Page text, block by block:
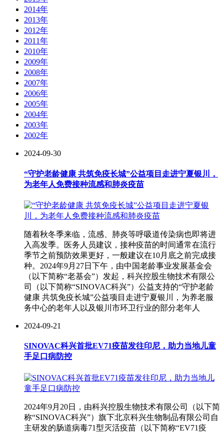
2014年
2013年
2012年
2011年
2010年
2009年
2008年
2007年
2006年
2005年
2004年
2003年
2002年
2024-09-30
“守护老龄健康 共筑免疫长城”公益项目走进宁夏银川，
为老年人免费接种流感和肺炎疫苗
随着秋冬季来临，流感、肺炎等呼吸道传染病也即将进
入高发季。医务人员建议，接种疫苗的时间通常在流行
季节之前预防效果更好，一般建议在10月底之前完成接
种。2024年9月27日下午，由中国老龄事业发展基金会
（以下简称“老基会”）发起，科兴控股生物技术有限公
司（以下简称“SINOVAC科兴”）公益支持的“守护老龄
健康 共筑免疫长城”公益项目走进宁夏银川，为养老服
务中心的老年人以及银川市环卫行业的部分老年人
2024-09-21
SINOVAC科兴首批EV71疫苗发往印尼，助力当地儿童
手足口病防控
2024年9月20日，由科兴控股生物技术有限公司（以下简
称“SINOVAC科兴”）旗下北京科兴生物制品有限公司自
主研发的肠道病毒71型灭活疫苗（以下简称“EV71疫